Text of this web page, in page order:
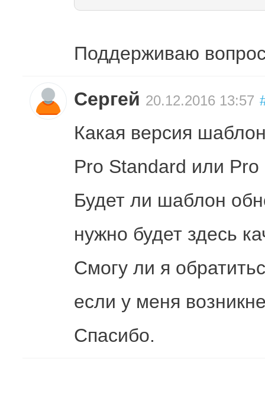
Поддерживаю
Сергей 20.12.2016 13:57
Какая версия
Pro Standard или
Будет ли шаблон
нужно будет здесь
Смогу ли я
если у меня
Спасибо.